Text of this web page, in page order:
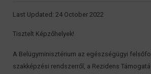
Last Updated: 24 October 2022
Tisztelt Képzőhelyek!
A Belügyminisztérium az egészségügyi
szakképzési rendszerről, a Rezidens